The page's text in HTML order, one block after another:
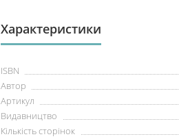
Характеристики
ISBN
Автор
Артикул
Видавництво
Кількість сторінок